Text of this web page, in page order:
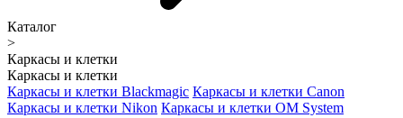
Каталог
>
Каркасы и клетки
Каркасы и клетки
Каркасы и клетки Blackmagic Каркасы и клетки Canon
Каркасы и клетки Nikon Каркасы и клетки OM System